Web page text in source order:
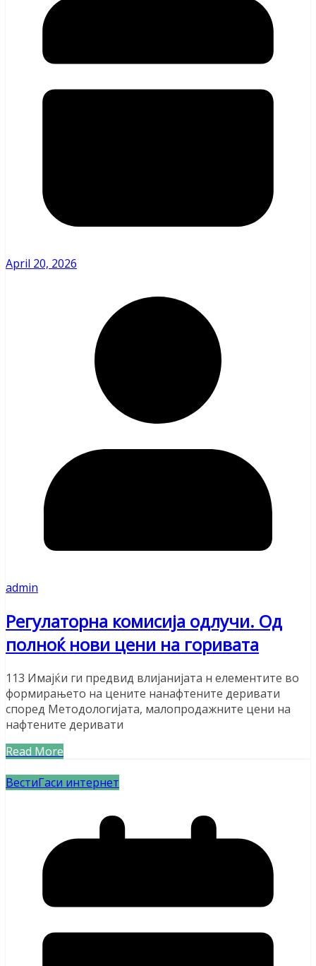
April 20, 2026
admin
Регулаторна комисија одлучи. Од
полноќ нови цени на горивата
113 Имајќи ги предвид влијанијата н елементите во
формирањето на цените нанафтените деривати
според Методологијата, малопродажните цени на
нафтените деривати
Read More
ВестиГаси интернет